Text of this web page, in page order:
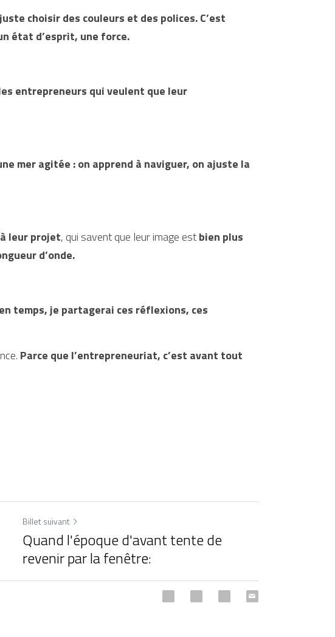
choisir des couleurs et des polices. C’est
état d’esprit, une force.
entrepreneurs qui veulent que leur
mer agitée : on apprend à naviguer, on ajuste la
leur projet, qui savent que leur image est bien plus
d’onde.
temps, je partagerai ces réflexions, ces
Parce que l’entrepreneuriat, c’est avant tout
Billet suivant
Quand l'époque d'avant tente de
revenir par la fenêtre: